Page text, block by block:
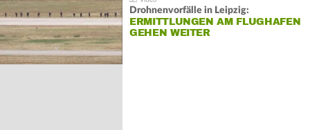
Drohnenvorfälle in Leipzig:
ERMITTLUNGEN AM FLUGHAFEN
GEHEN WEITER